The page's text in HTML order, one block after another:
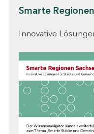
Smarte
Innovative